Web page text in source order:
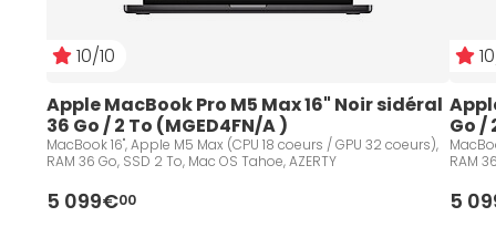
10/10
Apple MacBook Pro M5 Max 16" Noir sidéral
36 Go / 2 To (MGED4FN/A )
MacBook 16", Apple M5 Max (CPU 18 coeurs / GPU 32 coeurs),
RAM 36 Go, SSD 2 To, Mac OS Tahoe, AZERTY
5 099€00
Go /
RAM
5